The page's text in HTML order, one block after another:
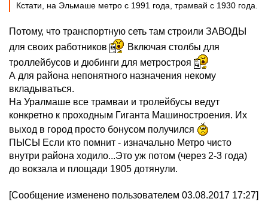
Кстати, на Эльмаше метро с 1991 года, трамвай с 1930 года.
Потому, что транспортную сеть там строили ЗАВОДЫ
для своих работников
Включая столбы для
троллейбусов и дюбинги для метростроя
А для района непонятного назначения некому
вкладываться.
На Уралмаше все трамваи и тролейбусы ведут
конкретно к проходным Гиганта Машиностроения. Их
выход в город просто бонусом получился
ПЫСЫ Если кто помнит - изначально Метро чисто
внутри района ходило...Это уж потом (через 2-3 года)
до вокзала и площади 1905 дотянули.
[Сообщение изменено пользователем 03.08.2017 17:27]